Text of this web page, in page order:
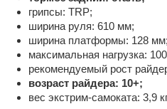
грипсы: TRP;
ширина руля: 610 мм;
ширина платформы: 128 мм;
максимальная нагрузка: 100
рекомендуемый рост
возраст райдера: 10+;
вес экстрим-самоката: 3,9